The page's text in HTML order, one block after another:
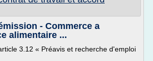
- Commerce a
alimentaire ...
3.12 « Préavis et recherche d'emploi